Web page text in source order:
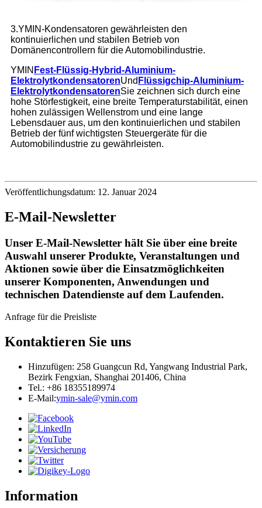
3.YMIN-Kondensatoren gewährleisten den
kontinuierlichen und stabilen Betrieb von
Domänencontrollern für die Automobilindustrie.
YMIN Fest-Flüssig-Hybrid-Aluminium-
ElektrolytkondensatorenUnd Flüssigchip-Aluminium-
ElektrolytkondensatorenSie zeichnen sich durch eine
hohe Störfestigkeit, eine breite Temperaturstabilität, einen
hohen zulässigen Wellenstrom und eine lange
Lebensdauer aus, um den kontinuierlichen und stabilen
Betrieb der fünf wichtigsten Steuergeräte für die
Automobilindustrie zu gewährleisten.
Veröffentlichungsdatum: 12. Januar 2024
E-Mail-Newsletter
Unser E-Mail-Newsletter hält Sie über eine breite
Auswahl unserer Produkte, Veranstaltungen und
Aktionen sowie über die Einsatzmöglichkeiten
unserer Komponenten, Anwendungen und
technischen Datendienste auf dem Laufenden.
Anfrage für die Preisliste
Kontaktieren Sie uns
Hinzufügen: 258 Guangcun Rd, Yangwang Industrial Park,
Bezirk Fengxian, Shanghai 201406, China
Tel.: +86 18355189974
E-Mail:ymin-sale@ymin.com
Information